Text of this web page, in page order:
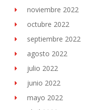
noviembre 2022
octubre 2022
septiembre 2022
agosto 2022
julio 2022
junio 2022
mayo 2022